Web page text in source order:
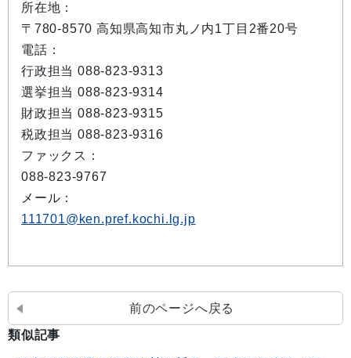
所在地：
〒780-8570 高知県高知市丸ノ内1丁目2番20号
電話：
行政担当 088-823-9313
選挙担当 088-823-9314
財政担当 088-823-9315
税政担当 088-823-9316
ファックス：
088-823-9767
メール：
111701@ken.pref.kochi.lg.jp
前のページへ戻る
類似記事